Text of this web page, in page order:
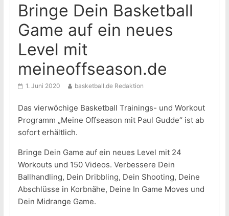
Bringe Dein Basketball
Game auf ein neues
Level mit
meineoffseason.de
1. Juni 2020 basketball.de Redaktion
Das vierwöchige Basketball Trainings- und Workout
Programm „Meine Offseason mit Paul Gudde“ ist ab
sofort erhältlich.
Bringe Dein Game auf ein neues Level mit 24
Workouts und 150 Videos. Verbessere Dein
Ballhandling, Dein Dribbling, Dein Shooting, Deine
Abschlüsse in Korbnähe, Deine In Game Moves und
Dein Midrange Game.